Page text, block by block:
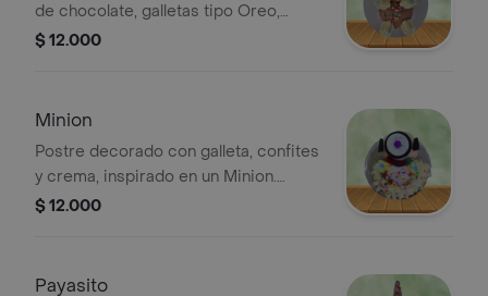
de chocolate, galletas tipo Oreo,
malvaviscos y chispas de colores.
$ 12.000
Minion
Postre decorado con galleta, confites
y crema, inspirado en un Minion.
Incluye detalles de colores y formas
$ 12.000
Payasito